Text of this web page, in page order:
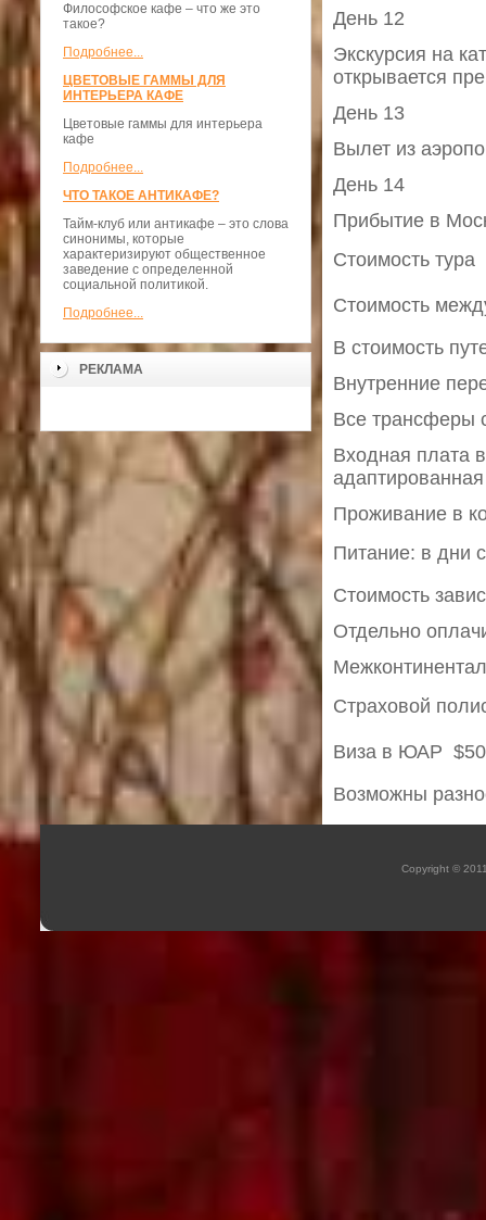
Философское кафе – что же это
такое?
Подробнее...
ЦВЕТОВЫЕ ГАММЫ ДЛЯ
ИНТЕРЬЕРА КАФЕ
Цветовые гаммы для интерьера
кафе
Подробнее...
ЧТО ТАКОЕ АНТИКАФЕ?
Тайм-клуб или антикафе – это слова
синонимы, которые
характеризируют общественное
заведение с определенной
социальной политикой.
Подробнее...
РЕКЛАМА
День 12
Экскурсия на
открывается
День 13
Вылет из
День 14
Прибытие в
Стоимость тура
Стоимость
В стоимость
Внутренние
Все трансферы
Входная плата
Проживание в
Питание: в дни
Стоимость
Отдельно
Страховой
Виза в ЮАР 
Возможны
Copyright ©